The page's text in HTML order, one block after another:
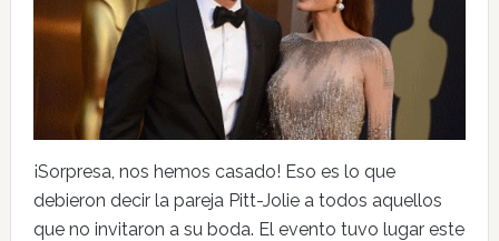
¡Sorpresa, nos hemos casado! Eso es lo que
debieron decir la pareja Pitt-Jolie a todos aquellos
que no invitaron a su boda. El evento tuvo lugar este